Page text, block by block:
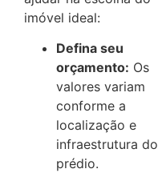
imóvel ideal:
Defina seu
orçamento: Os
valores variam
conforme a
localização e
infraestrutura do
prédio.